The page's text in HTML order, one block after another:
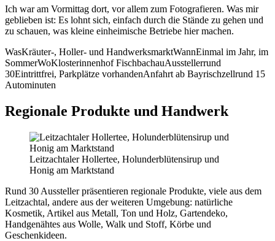
Ich war am Vormittag dort, vor allem zum Fotografieren. Was mir
geblieben ist: Es lohnt sich, einfach durch die Stände zu gehen und
zu schauen, was kleine einheimische Betriebe hier machen.
WasKräuter-, Holler- und HandwerksmarktWannEinmal im Jahr, im
SommerWoKlosterinnenhof FischbachauAusstellerrund
30Eintrittfrei, Parkplätze vorhandenAnfahrt ab Bayrischzellrund 15
Autominuten
Regionale Produkte und Handwerk
Leitzachtaler Hollertee, Holunderblütensirup und
Honig am Marktstand
Rund 30 Aussteller präsentieren regionale Produkte, viele aus dem
Leitzachtal, andere aus der weiteren Umgebung: natürliche
Kosmetik, Artikel aus Metall, Ton und Holz, Gartendeko,
Handgenähtes aus Wolle, Walk und Stoff, Körbe und
Geschenkideen.